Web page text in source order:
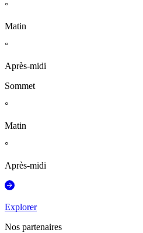
°
Matin
°
Après-midi
Sommet
°
Matin
°
Après-midi
Explorer
Nos partenaires